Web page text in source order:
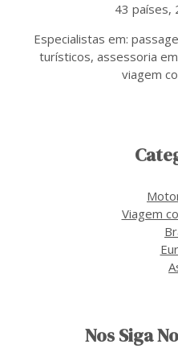
43 países,
Especialistas em:
turísticos, assessoria
viagem
Viagem
Nos Siga